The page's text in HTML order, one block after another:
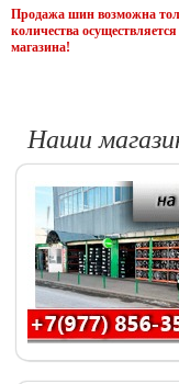
Продажа шин возможна
количества
магазина!
Наши